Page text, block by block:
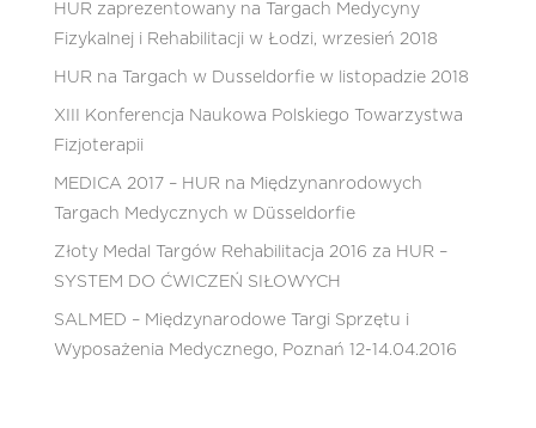
HUR zaprezentowany na Targach Medycyny
Fizykalnej i Rehabilitacji w Łodzi, wrzesień 2018
HUR na Targach w Dusseldorfie w listopadzie 2018
XIII Konferencja Naukowa Polskiego Towarzystwa
Fizjoterapii
MEDICA 2017 – HUR na Międzynanrodowych
Targach Medycznych w Düsseldorfie
Złoty Medal Targów Rehabilitacja 2016 za HUR –
SYSTEM DO ĆWICZEŃ SIŁOWYCH
SALMED – Międzynarodowe Targi Sprzętu i
Wyposażenia Medycznego, Poznań 12-14.04.2016